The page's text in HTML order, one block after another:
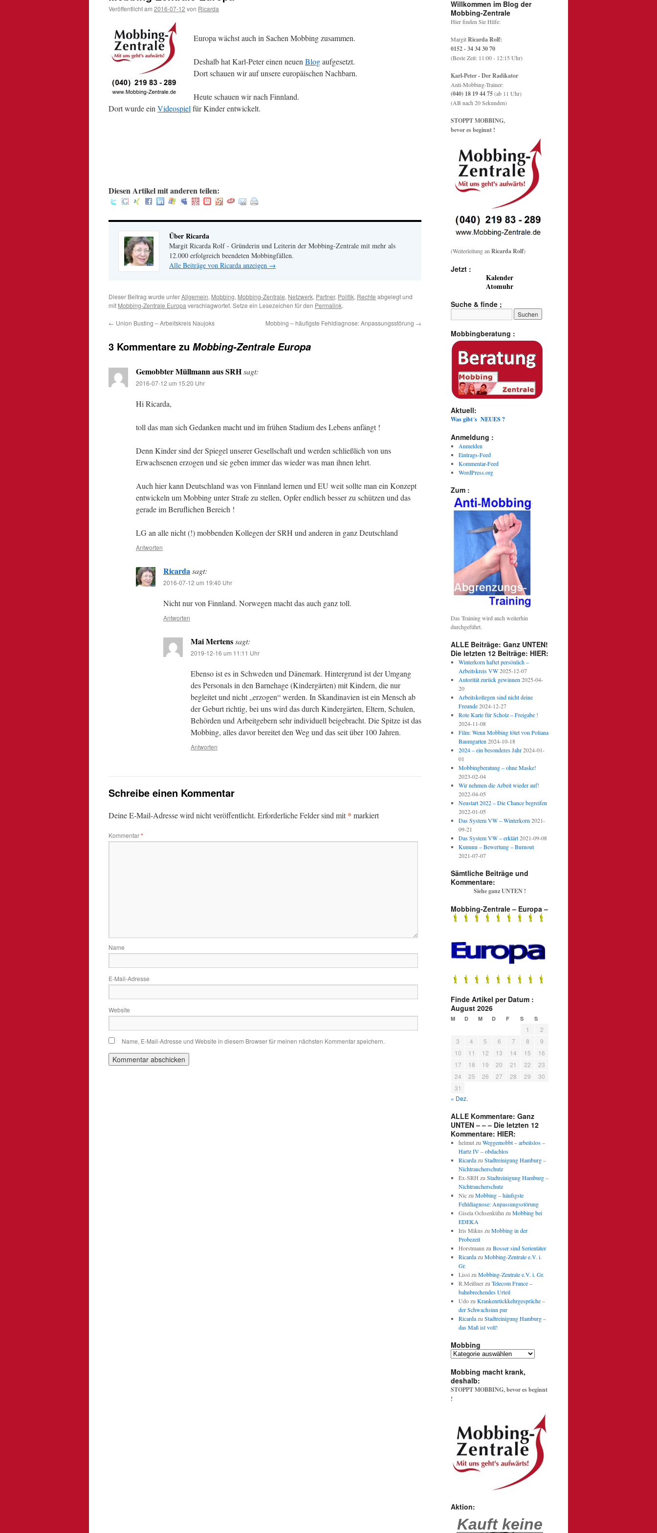
Veröffentlicht am 2016-07-12 von Ricarda
Europa wächst auch in Sachen Mobbing zusammen.
Deshalb hat Karl-Peter einen neuen Blogaufgesetzt.
Dort schauen wir auf unsere europäischen Nachbarn.
Heute schauen wir nach Finnland.
Dort wurde ein Videospiel für Kinder entwickelt.
Diesen Artikel mit anderen teilen:
Über Ricarda
Margit Ricarda Rolf - Gründerin und Leiterin der Mobbing-Zentrale mit mehr als
12.000 erfolgreich beendeten Mobbingfällen.
Alle Beiträge von Ricarda anzeigen →
Dieser Beitrag wurde unterAllgemein, Mobbing, Mobbing-Zentrale, Netzwerk, Partner, Politik, Rechte abgelegt und
mit Mobbing-Zentrale Europa verschlagwortet. Setze ein Lesezeichen für den Permalink.
← Union Busting – Arbeitskreis Naujoks Mobbing – häufigste Fehldiagnose: Anpassungsstörung →
3 Kommentare zu Mobbing-Zentrale Europa
Gemobbter Müllmann aus SRHsagt:
2016-07-12 um 15:20 Uhr
Hi Ricarda,
toll das man sich Gedanken macht und im frühen Stadium des Lebens anfängt !
Denn Kinder sind der Spiegel unserer Gesellschaft und werden schließlich von uns
Erwachsenen erzogen und sie geben immer das wieder was man ihnen lehrt.
Auch hier kann Deutschland was von Finnland lernen und EU weit sollte man ein Konzept
entwickeln um Mobbing unter Strafe zu stellen, Opfer endlich besser zu schützen und das
gerade im Beruflichen Bereich !
LG an alle nicht (!) mobbenden Kollegen der SRH und anderen in ganz Deutschland
Antworten
Ricardasagt:
2016-07-12 um 19:40 Uhr
Nicht nur von Finnland. Norwegen macht das auch ganz toll.
Antworten
Mai Mertenssagt:
2019-12-16 um 11:11 Uhr
Ebenso ist es in Schweden und Dänemark. Hintergrund ist der Umgang
des Personals in den Barnehage (Kindergärten) mit Kindern, die nur
begleitet und nicht „erzogen“ werden. In Skandinavien ist ein Mensch ab
der Geburt richtig, bei uns wird das durch Kindergärten, Eltern, Schulen,
Behörden und Arbeitgebern sehr individuell beigebracht. Die Spitze ist das
Mobbing, alles davor bereitet den Weg und das seit über 100 Jahren.
Antworten
Schreibe einen Kommentar
Deine E-Mail-Adresse wird nicht veröffentlicht. Erforderliche Felder sind mit* markiert
Kommentar*
Name
E-Mail-Adresse
Website
Name, E-Mail-Adresse und Website in diesem Browser für meinen nächsten Kommentar speichern.
Willkommen im Blog der
Mobbing-Zentrale
Hier finden Sie Hilfe:
MargitRicarda Rolf:
0152 - 34 34 30 70
(Beste Zeit: 11:00 - 12:15 Uhr)
Karl-Peter - Der Radikator
Anti-Mobbing-Trainer:
(040) 18 19 44 75(ab 11 Uhr)
(AB nach 20 Sekunden)
STOPPT MOBBING,
bevor es beginnt !
(Weiterleitung an Ricarda Rolf)
Jetzt :
Kalender
Atomuhr
Suche & finde ;
Mobbingberatung :
Aktuell:
Was gibt´s NEUES ?
Anmeldung :
Anmelden
Eintrags-Feed
Kommentar-Feed
WordPress.org
Zum :
Das Training wird auch weiterhin
durchgeführt.
ALLE Beiträge: Ganz UNTEN!
Die letzten 12 Beiträge: HIER:
Winterkorn haftet persönlich –
Arbeitskreis VW 2025-12-07
Autorität zurück gewinnen 2025-04-
20
Arbeitskollegen sind nicht deine
Freunde 2024-12-27
Rote Karte für Scholz – Freigabe !
2024-11-08
Film: Wenn Mobbing tötet von Poliana
Baumgarten 2024-10-18
2024 – ein besonderes Jahr 2024-01-
01
Mobbingberatung – ohne Maske!
2023-02-04
Wir nehmen die Arbeit wieder auf!
2022-04-05
Neustart 2022 – Die Chance begreifen
2022-01-05
Das System VW – Winterkorn 2021-
09-21
Das System VW – erklärt 2021-09-08
Kununu – Bewertung – Burnout
2021-07-07
Sämtliche Beiträge und
Kommentare:
Siehe ganz UNTEN !
Mobbing-Zentrale – Europa –
Finde Artikel per Datum :
August 2026
M D M D F S S
1
2
3
4 5 6 7 8
9
10
11 12 13 14 15
16
17
18 19 20 21 22
23
24
25 26 27 28 29
30
31
« Dez.
ALLE Kommentare: Ganz
UNTEN – – – Die letzten 12
Kommentare: HIER:
helmutzu Weggemobbt – arbeitslos –
Hartz IV – obdachlos
Ricardazu Stadtreinigung Hamburg –
Nichtraucherschutz
Ex-SRH zu Stadtreinigung Hamburg –
Nichtraucherschutz
Niczu Mobbing – häufigste
Fehldiagnose: Anpassungsstörung
Gisela Ochsenkühn zu Mobbing bei
EDEKA
Iris Mikus zu Mobbing in der
Probezeit
Horstmann zu Bosser sind Serientäter
Ricardazu Mobbing-Zentrale e.V. i.
Gr.
Lissi zu Mobbing-Zentrale e.V. i. Gr.
R.Meißnerzu Telecom France –
bahnbrechendes Urteil
Udozu Krankenrückkehrgespräche –
der Schwachsinn pur
Ricardazu Stadtreinigung Hamburg –
das Maß ist voll!
Mobbing
Mobbing
Mobbing macht krank,
deshalb:
STOPPT MOBBING, bevor es beginnt
!
Aktion:
Kauft keine